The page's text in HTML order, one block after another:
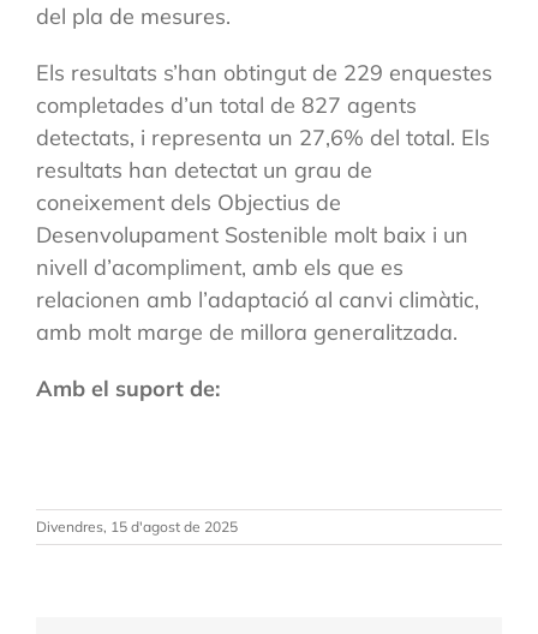
del pla de mesures.
Els resultats s’han obtingut de 229 enquestes
completades d’un total de 827 agents
detectats, i representa un 27,6% del total. Els
resultats han detectat un grau de
coneixement dels Objectius de
Desenvolupament Sostenible molt baix i un
nivell d’acompliment, amb els que es
relacionen amb l’adaptació al canvi climàtic,
amb molt marge de millora generalitzada.
Amb el suport de:
Divendres, 15 d'agost de 2025